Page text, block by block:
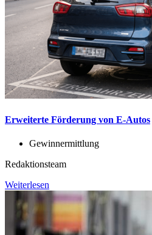
Erweiterte Förderung von E-Autos
Gewinnermittlung
Redaktionsteam
Weiterlesen